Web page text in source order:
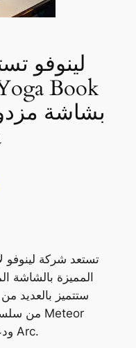
لينوفو
تستعد شركة لينوفو
ستتميز بالعديد
Lake فئة H، ودعم كرت الشاشة Arc.